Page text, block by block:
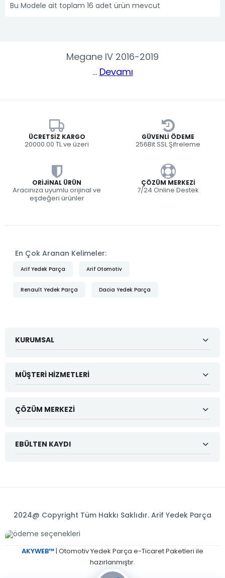
Bu Modele ait toplam 16 adet ürün mevcut
Megane IV 2016-2019
... Devamı
ÜCRETSIZ KARGO
20000.00 TL ve üzeri
GÜVENLI ÖDEME
256Bit SSL Şifreleme
ORIJINAL ÜRÜN
Aracınıza uyumlu orijinal ve
eşdeğeri ürünler
ÇÖZÜM MERKEZI
7/24 Online Destek
En Çok Aranan Kelimeler:
Arif Yedek Parça Arif Otomotiv
Renault Yedek Parça Dacia Yedek Parça
KURUMSAL
MÜŞTERI HIZMETLERI
ÇÖZÜM MERKEZI
EBÜLTEN KAYDI
2024@ Copyright Tüm Hakkı Saklıdır. Arif Yedek Parça
AKYWEB™| Otomotiv Yedek Parça e-Ticaret Paketleri ile
hazırlanmıştır.